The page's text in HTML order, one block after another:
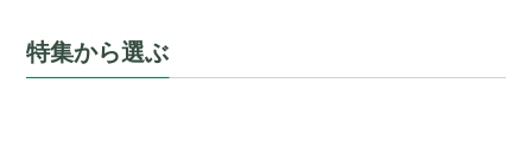
特集から選ぶ